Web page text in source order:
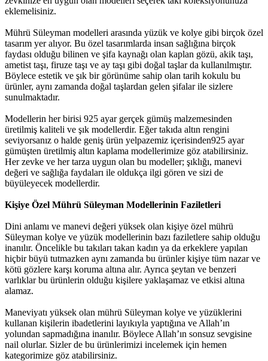
eklemelisiniz.
Mührü Süleyman modelleri arasında yüzük ve kolye gibi birçok özel
tasarım yer alıyor. Bu özel tasarımlarda insan sağlığına birçok
faydası olduğu bilinen ve şifa kaynağı olan kaplan gözü, akik taşı,
ametist taşı, firuze taşı ve ay taşı gibi doğal taşlar da kullanılmıştır.
Böylece estetik ve şık bir görünüme sahip olan tarih kokulu bu
ürünler, aynı zamanda doğal taşlardan gelen şifalar ile sizlere
sunulmaktadır.
Modellerin her birisi 925 ayar gerçek gümüş malzemesinden
üretilmiş kaliteli ve şık modellerdir. Eğer takıda altın rengini
seviyorsanız o halde geniş ürün yelpazemiz içerisinden925 ayar
gümüşten üretilmiş altın kaplama modellerimize göz atabilirsiniz.
Her zevke ve her tarza uygun olan bu modeller; şıklığı, manevi
değeri ve sağlığa faydaları ile oldukça ilgi gören ve sizi de
büyüleyecek modellerdir.
Kişiye Özel Mührü Süleyman Modellerinin Faziletleri
Dini anlamı ve manevi değeri yüksek olan kişiye özel mührü
Süleyman kolye ve yüzük modellerinin bazı faziletlere sahip olduğu
inanılır. Öncelikle bu takıları takan kadın ya da erkeklere yapılan
hiçbir büyü tutmazken aynı zamanda bu ürünler kişiye tüm nazar ve
kötü gözlere karşı koruma altına alır. Ayrıca şeytan ve benzeri
varlıklar bu ürünlerin olduğu kişilere yaklaşamaz ve etkisi altına
alamaz.
Maneviyatı yüksek olan mührü Süleyman kolye ve yüzüklerini
kullanan kişilerin ibadetlerini layıkıyla yaptığına ve Allah’ın
yolundan sapmadığına inanılır. Böylece Allah’ın sonsuz sevgisine
nail olurlar. Sizler de bu ürünlerimizi incelemek için hemen
kategorimize göz atabilirsiniz.